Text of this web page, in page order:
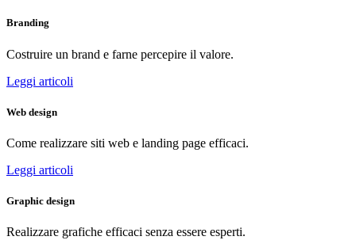
Branding
Costruire un brand e farne percepire il valore.
Leggi articoli
Web design
Come realizzare siti web e landing page efficaci.
Leggi articoli
Graphic design
Realizzare grafiche efficaci senza essere esperti.